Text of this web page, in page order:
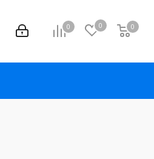
0 0 0